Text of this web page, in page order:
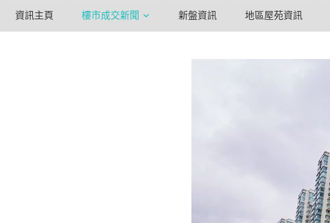
資訊主頁 樓市成交新聞 新盤資訊 地區屋苑資訊